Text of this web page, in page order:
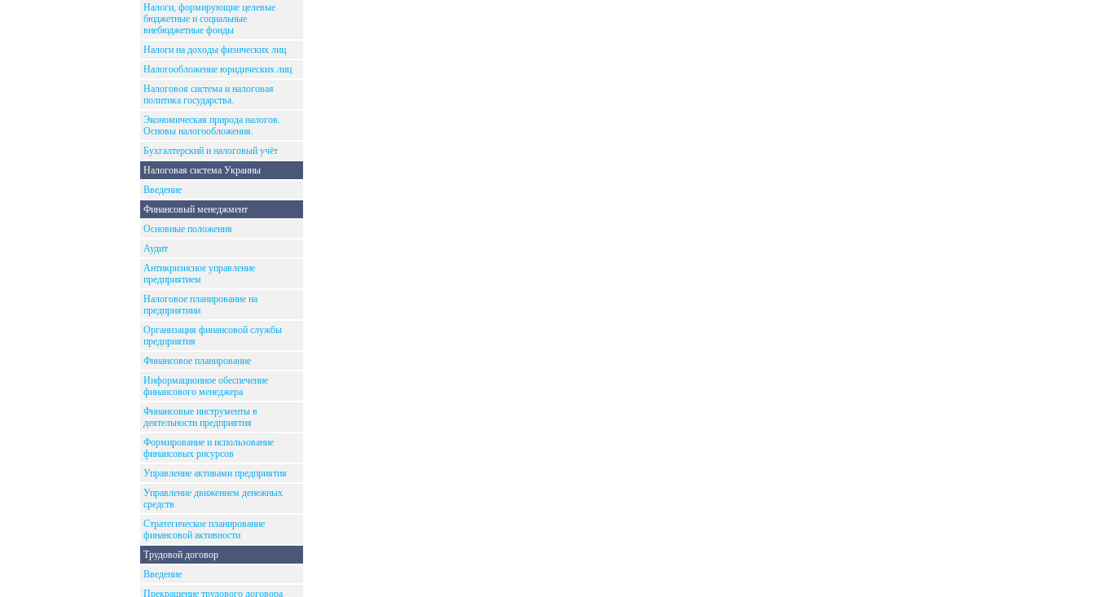
Налоги, формирующие целевые
бюджетные и социальные
внебюджетные фонды
Налоги на доходы физических лиц
Налогообложение юридических лиц
Налоговоя система и налоговая
политика государства.
Экономическая природа налогов.
Основы налогообложения.
Бухгалтерский и налоговый учёт
Налоговая система Украины
Введение
Финансовый менеджмент
Основные положения
Аудит
Антикризисное управление
предприятием
Налоговое планирование на
предприятиии
Организация финансовой службы
предприятия
Финансовое планирование
Информационное обеспечение
финансового менеджера
Финансовые инструменты в
деятельности предприятия
Формирование и использование
финансовых рисурсов
Управление активами предприятия
Управление движением денежных
средств
Стратегическое планирование
финансовой активности
Трудовой договор
Введение
Прекращение трудового договора